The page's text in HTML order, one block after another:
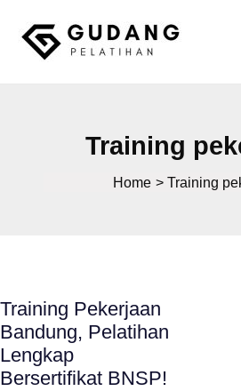
content
Training
Home Training
Training Pekerjaan
Bandung, Pelatihan
Lengkap
Bersertifikat BNSP!